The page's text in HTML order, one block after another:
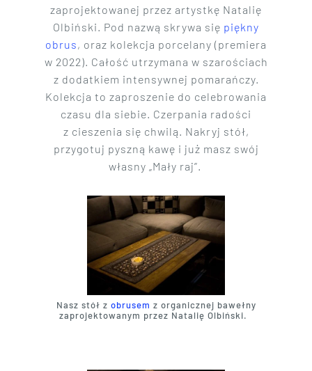
zaprojektowanej przez artystkę Natalię
Olbiński. Pod nazwą skrywa się piękny
obrus , oraz kolekcja porcelany (premiera
w 2022). Całość utrzymana w szarościach
z dodatkiem intensywnej pomarańczy.
Kolekcja to zaproszenie do celebrowania
czasu dla siebie. Czerpania radości
z cieszenia się chwilą. Nakryj stół,
przygotuj pyszną kawę i już masz swój
własny „Mały raj”.
Nasz stół z obrusem z organicznej bawełny
zaprojektowanym przez Natalię Olbiński.